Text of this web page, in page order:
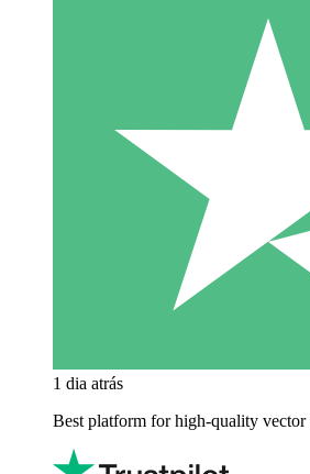
1 dia atrás
Best platform for high-quality vector